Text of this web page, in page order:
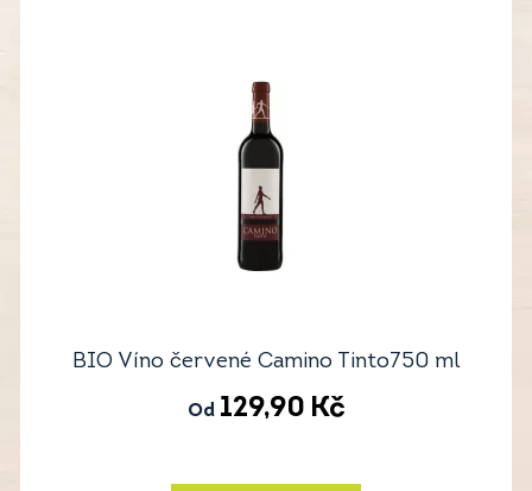
BIO Víno červené Camino Tinto750 ml
Od 129,90 Kč